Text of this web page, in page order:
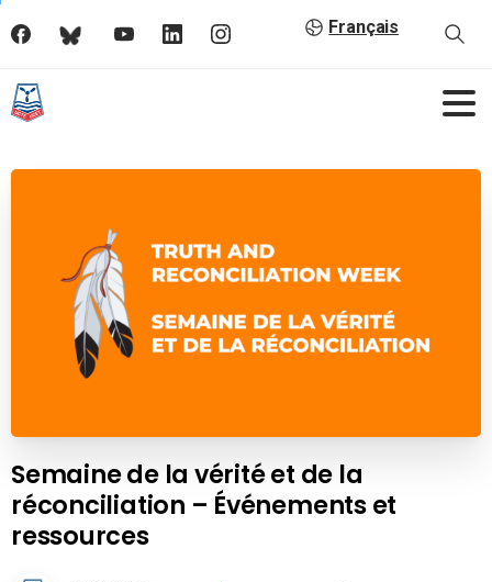
Français
Semaine de la vérité et de la
réconciliation – Événements et
ressources